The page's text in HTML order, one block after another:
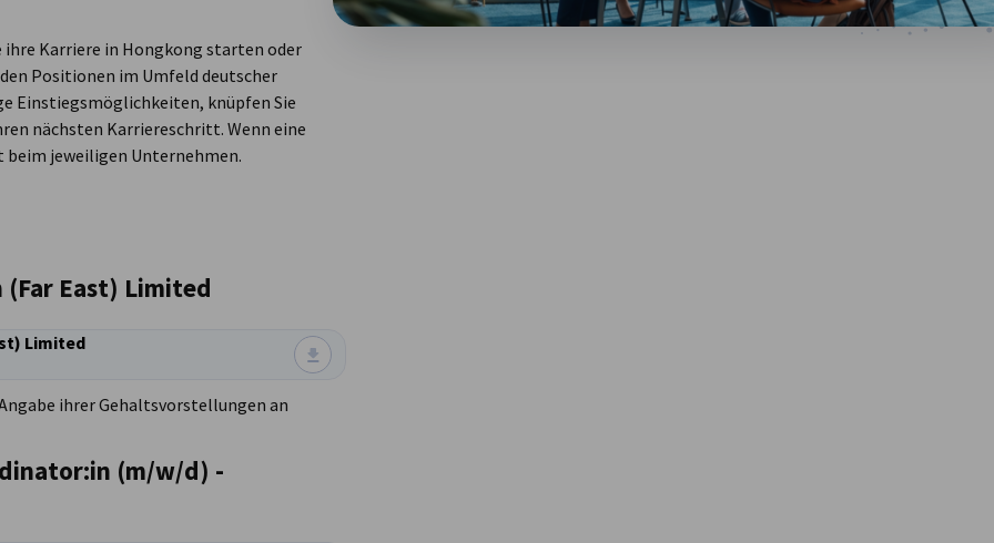
Karriere in Hongkong starten oder
Positionen im Umfeld deutscher
Einstiegsmöglichkeiten, knüpfen Sie
nächsten Karriereschritt. Wenn eine
jeweiligen Unternehmen.
East) Limited
Limited
ihrer Gehaltsvorstellungen an
(m/w/d) -